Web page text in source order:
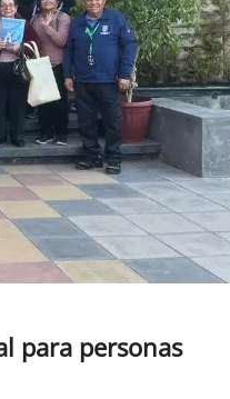
para personas